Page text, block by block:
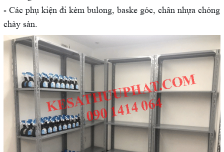
- Các phụ kiện đi kèm bulong, baske góc, chân nhựa chóng
chày sàn.